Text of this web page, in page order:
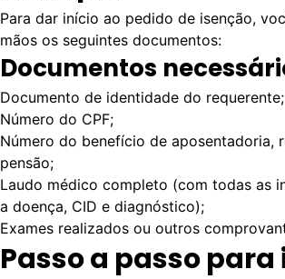
Para dar início ao pedido de isenção,
mãos os seguintes documentos:
Documentos
Documento de identidade do requerente;
Número do CPF;
Número do benefício de aposentadoria,
pensão;
Laudo médico completo (com todas as
a doença, CID e diagnóstico);
Exames realizados ou outros
Passo a passo